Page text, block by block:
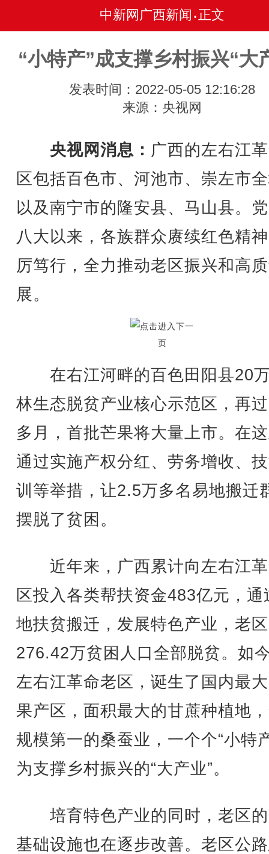
中新网广西新闻 • 正文
“小特产”成支撑乡村振兴“大
发表时间：2022-05-05 12:16:28
来源：央视网
央视网消息： 广西的左右江
区包括百色市、河池市、崇左市
以及南宁市的隆安县、马山县。
八大以来，各族群众赓续红色精
厉笃行，全力推动老区振兴和高
展。
在右江河畔的百色田阳县20
林生态脱贫产业核心示范区，再
多月，首批芒果将大量上市。在
通过实施产权分红、劳务增收、
训等举措，让2.5万多名易地搬迁
摆脱了贫困。
近年来，广西累计向左右江
区投入各类帮扶资金483亿元，通
地扶贫搬迁，发展特色产业，老区
276.42万贫困人口全部脱贫。如
左右江革命老区，诞生了国内最
果产区，面积最大的甘蔗种植地
规模第一的桑蚕业，一个个“小特
为支撑乡村振兴的“大产业”。
培育特色产业的同时，老区
基础设施也在逐步改善。老区公